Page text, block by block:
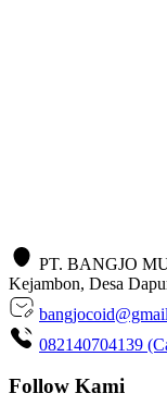
PT. BANGJO
Kejambon, Desa
082140704139
Follow Kami